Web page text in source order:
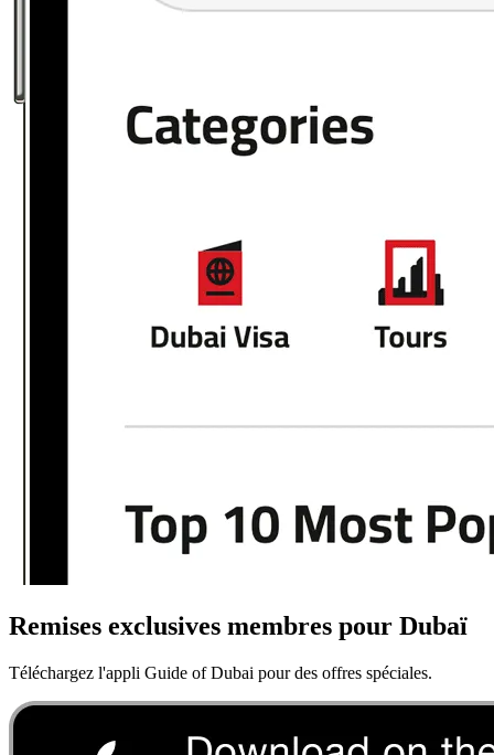
Remises exclusives membres pour Dubaï
Téléchargez l'appli Guide of Dubai pour des offres spéciales.